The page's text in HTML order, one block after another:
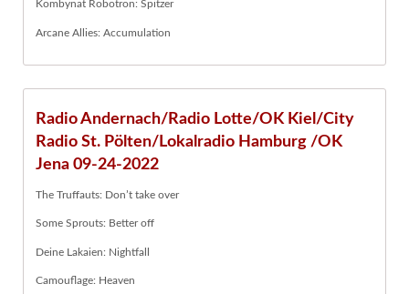
Kombynat Robotron: Spitzer
Arcane Allies: Accumulation
Radio Andernach/Radio Lotte/OK Kiel/City
Radio St. Pölten/Lokalradio Hamburg /OK
Jena 09-24-2022
The Truffauts: Don’t take over
Some Sprouts: Better off
Deine Lakaien: Nightfall
Camouflage: Heaven